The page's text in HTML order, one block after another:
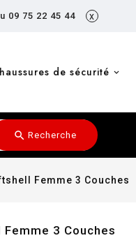
09 75 22 45 44 x
de sécurité
search Recherche
Femme 3 Couches
3 Couches